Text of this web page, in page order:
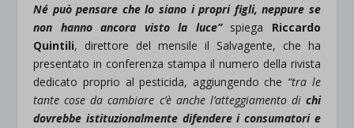
Né può pensare che lo siano i propri figli, neppure se
non hanno ancora visto la luce”spiega Riccardo
Quintili, direttore del mensile il Salvagente, che ha
presentato in conferenza stampa il numero della rivista
dedicato proprio al pesticida, aggiungendo che “tra le
tante cose da cambiare c’è anche l’atteggiamento di chi
dovrebbe istituzionalmente difendere i consumatori e